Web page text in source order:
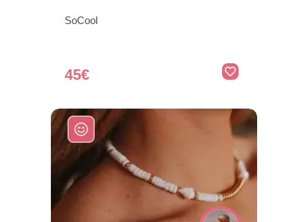
SoCool
45€